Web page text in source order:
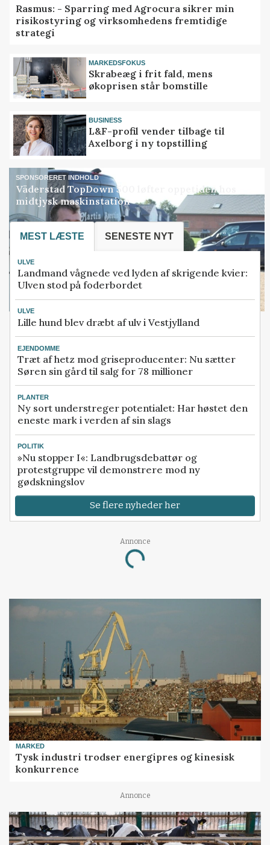
Rasmus: - Sparring med Agrocura sikrer min
risikostyring og virksomhedens fremtidige
strategi
MARKEDSFOKUS
Skrabeæg i frit fald, mens
økoprisen står bomstille
BUSINESS
L&F-profil vender tilbage til
Axelborg i ny topstilling
SPONSORERET INDHOLD
Väderstad TopDown 500 løfter oppetiden hos
midtjysk maskinstation
MEST LÆSTE SENESTE NYT
ULVE
Landmand vågnede ved lyden af skrigende kvier:
Ulven stod på foderbordet
ULVE
Lille hund blev dræbt af ulv i Vestjylland
EJENDOMME
Træt af hetz mod griseproducenter: Nu sætter
Søren sin gård til salg for 78 millioner
PLANTER
Ny sort understreger potentialet: Har høstet den
eneste mark i verden af sin slags
POLITIK
»Nu stopper I«: Landbrugsdebattør og
protestgruppe vil demonstrere mod ny
gødskningslov
Se flere nyheder her
Annonce
Loading...
MARKED
Tysk industri trodser energipres og kinesisk
konkurrence
Annonce